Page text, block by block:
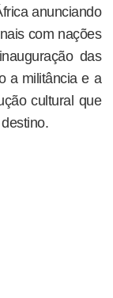
anunciando
com nações
das
a militância e a
cultural que